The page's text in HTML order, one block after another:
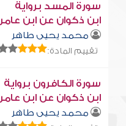
سورة المسد برواية
ابن ذكوان عن ابن عامر
محمد يحيى طاهر
تقييم المادة:
سورة الكافرون برواية
ابن ذكوان عن ابن عامر
محمد يحيى طاهر